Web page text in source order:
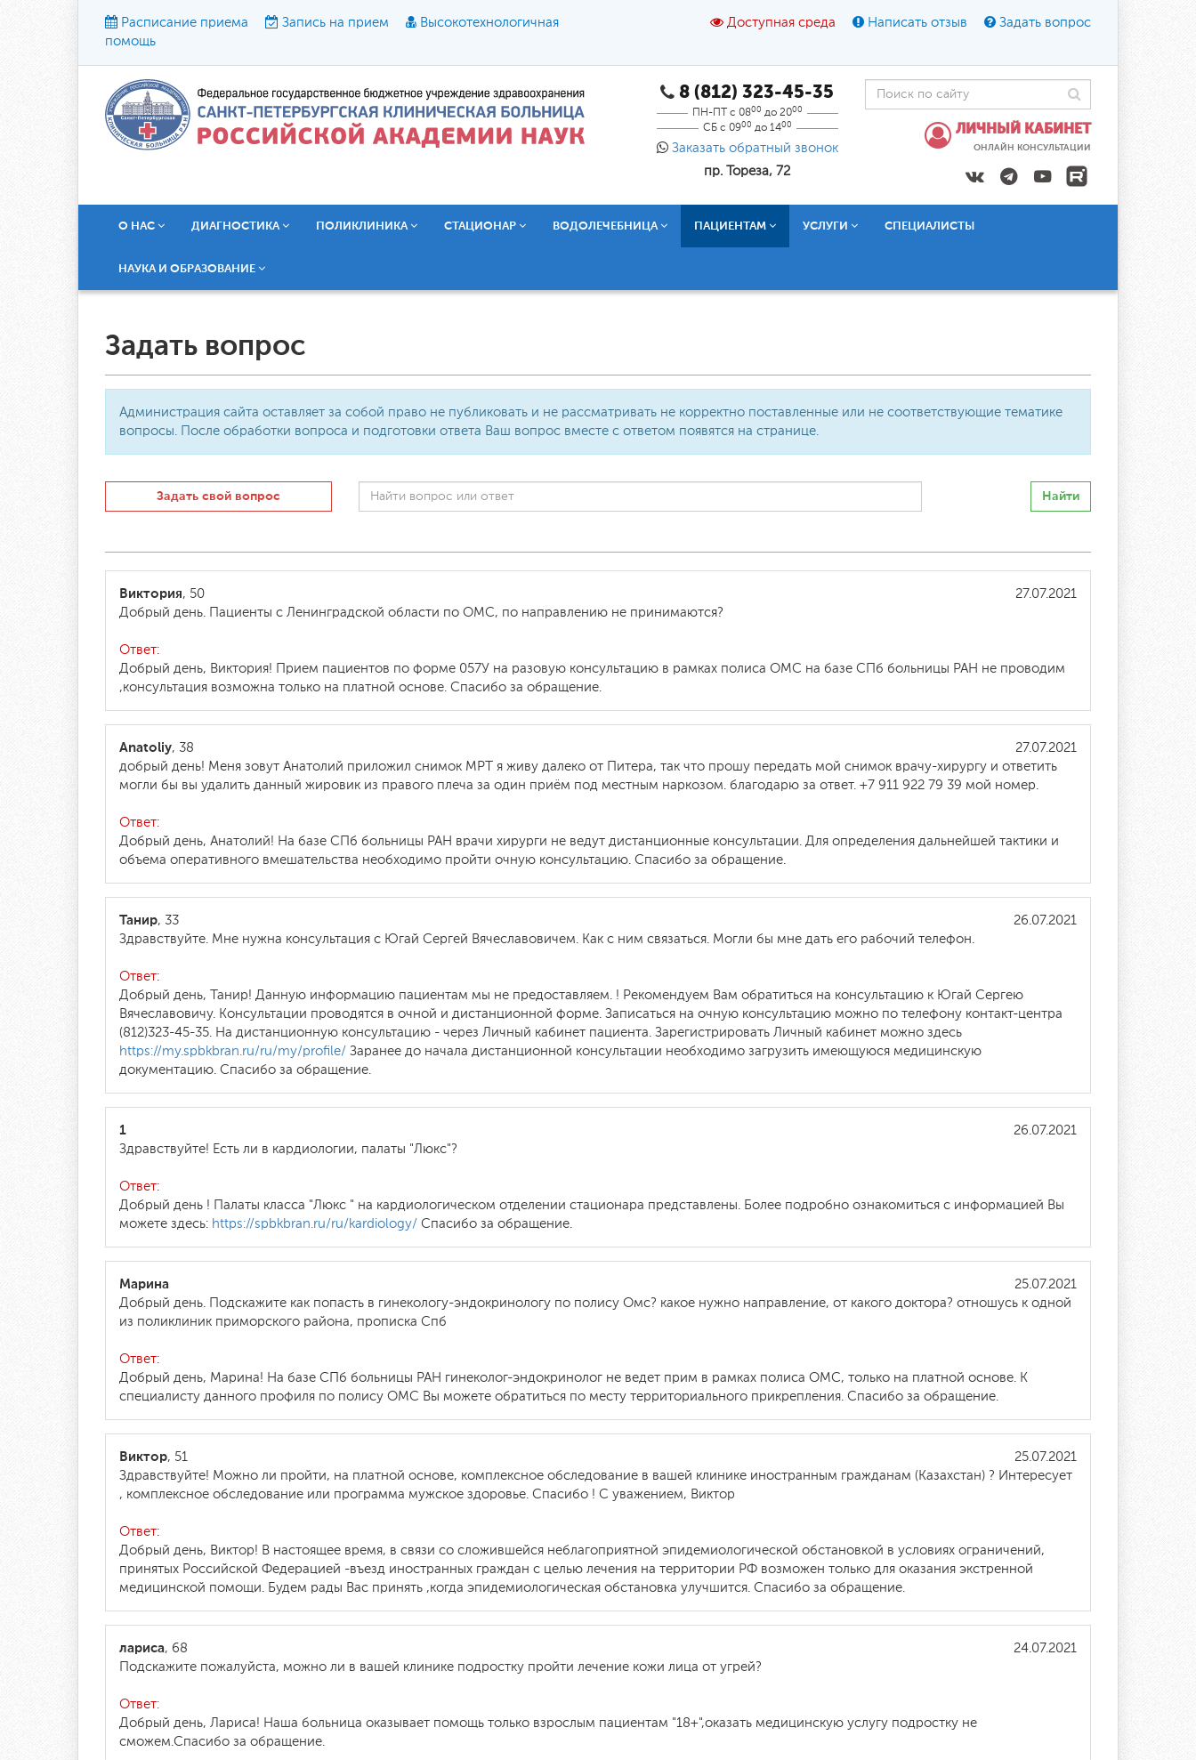
Расписание приема Запись на прием
Высокотехнологичная
помощь
Доступная среда Написать отзыв Задать вопрос
Размер шрифта: A A A
Текст: Кириллица Брайль Звук
8 (812) 323-45-35
ПН-ПТ с 0800 до 2000
СБ с 0900 до 1400
Заказать обратный звонок
пр. Тореза, 72
ЛИЧНЫЙ КАБИНЕТ
ОНЛАЙН КОНСУЛЬТАЦИИ
О НАС ДИАГНОСТИКА ПОЛИКЛИНИКА СТАЦИОНАР ВОДОЛЕЧЕБНИЦА ПАЦИЕНТАМ УСЛУГИ СПЕЦИАЛИСТЫ
НАУКА И ОБРАЗОВАНИЕ
Задать вопрос
Администрация сайта оставляет за собой право не публиковать и не рассматривать не корректно поставленные или не соответствующие тематике
вопросы. После обработки вопроса и подготовки ответа Ваш вопрос вместе с ответом появятся на странице.
Задать свой вопрос Найти
27.07.2021
Виктория, 50
Добрый день. Пациенты с Ленинградской области по ОМС, по направлению не принимаются?
Ответ:
Добрый день, Виктория! Прием пациентов по форме 057У на разовую консультацию в рамках полиса ОМС на базе СПб больницы РАН не проводим
,консультация возможна только на платной основе. Спасибо за обращение.
27.07.2021
Anatoliy, 38
добрый день! Меня зовут Анатолий приложил снимок МРТ я живу далеко от Питера, так что прошу передать мой снимок врачу-хирургу и ответить
могли бы вы удалить данный жировик из правого плеча за один приём под местным наркозом. благодарю за ответ. +7 911 922 79 39 мой номер.
Ответ:
Добрый день, Анатолий! На базе СПб больницы РАН врачи хирурги не ведут дистанционные консультации. Для определения дальнейшей тактики и
объема оперативного вмешательства необходимо пройти очную консультацию. Спасибо за обращение.
26.07.2021
Танир, 33
Здравствуйте. Мне нужна консультация с Югай Сергей Вячеславовичем. Как с ним связаться. Могли бы мне дать его рабочий телефон.
Ответ:
Добрый день, Танир! Данную информацию пациентам мы не предоставляем. ! Рекомендуем Вам обратиться на консультацию к Югай Сергею
Вячеславовичу. Консультации проводятся в очной и дистанционной форме. Записаться на очную консультацию можно по телефону контакт-центра
(812)323-45-35. На дистанционную консультацию - через Личный кабинет пациента. Зарегистрировать Личный кабинет можно здесь
https://my.spbkbran.ru/ru/my/profile/ Заранее до начала дистанционной консультации необходимо загрузить имеющуюся медицинскую
документацию. Спасибо за обращение.
26.07.2021
1
Здравствуйте! Есть ли в кардиологии, палаты "Люкс"?
Ответ:
Добрый день ! Палаты класса "Люкс " на кардиологическом отделении стационара представлены. Более подробно ознакомиться с информацией Вы
можете здесь: https://spbkbran.ru/ru/kardiology/ Спасибо за обращение.
25.07.2021
Марина
Добрый день. Подскажите как попасть в гинекологу-эндокринологу по полису Омс? какое нужно направление, от какого доктора? отношусь к одной
из поликлиник приморского района, прописка Спб
Ответ:
Добрый день, Марина! На базе СПб больницы РАН гинеколог-эндокринолог не ведет прим в рамках полиса ОМС, только на платной основе. К
специалисту данного профиля по полису ОМС Вы можете обратиться по месту территориального прикрепления. Спасибо за обращение.
25.07.2021
Виктор, 51
Здравствуйте! Можно ли пройти, на платной основе, комплексное обследование в вашей клинике иностранным гражданам (Казахстан) ? Интересует
, комплексное обследование или программа мужское здоровье. Спасибо ! С уважением, Виктор
Ответ:
Добрый день, Виктор! В настоящее время, в связи со сложившейся неблагоприятной эпидемиологической обстановкой в условиях ограничений,
принятых Российской Федерацией -въезд иностранных граждан с целью лечения на территории РФ возможен только для оказания экстренной
медицинской помощи. Будем рады Вас принять ,когда эпидемиологическая обстановка улучшится. Спасибо за обращение.
24.07.2021
лариса, 68
Подскажите пожалуйста, можно ли в вашей клинике подростку пройти лечение кожи лица от угрей?
Ответ:
Добрый день, Лариса! Наша больница оказывает помощь только взрослым пациентам "18+",оказать медицинскую услугу подростку не
сможем.Спасибо за обращение.